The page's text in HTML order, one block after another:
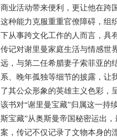
商业活动带来便利，更让他在跨
这种能力克服重重官僚障碍，组
下从事跨文化工作的人而言，具
传记对谢里曼家庭生活与情感世
远，与第二任希腊妻子索菲亚的
系、晚年孤独等细节的披露，让
了其公众形象的英雄主义色彩，
该书对“谢里曼宝藏”归属这一持
斯宝藏”从奥斯曼帝国秘密运出
案，传记不仅记录了文物本身的